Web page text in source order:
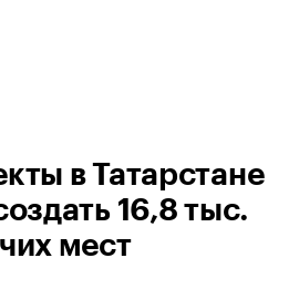
в Татарстане
16,8 тыс.
мест